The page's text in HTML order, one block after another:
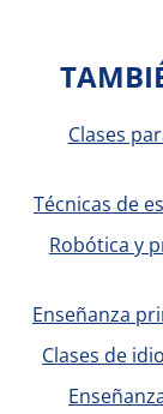
Clases
Técnicas de
Robótica y
Enseñanza
Clases de